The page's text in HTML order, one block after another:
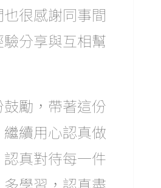
很感謝同事間
分享與互相幫
勵，帶著這份
續用心認真做
真對待每一件